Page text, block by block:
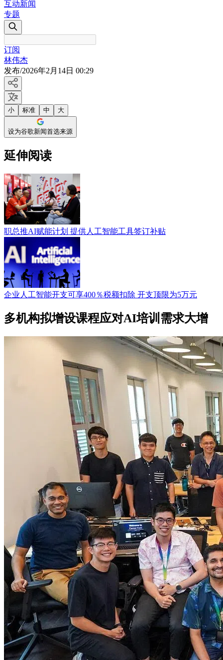
互动新闻
专题
订阅
林伟杰
发布/2026年2月14日 00:29
小 标准 中 大
设为谷歌新闻首选来源
延伸阅读
职总推AI赋能计划 提供人工智能工具签订补贴
企业人工智能开支可享400％税额扣除 开支顶限为5万元
多机构拟增设课程应对AI培训需求大增